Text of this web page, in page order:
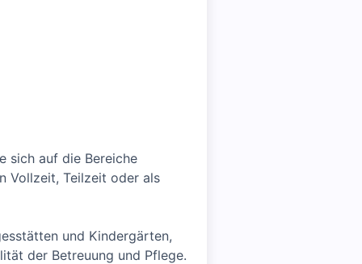
sich auf die Bereiche
Vollzeit, Teilzeit oder als
und Kindergärten,
der Betreuung und Pflege.